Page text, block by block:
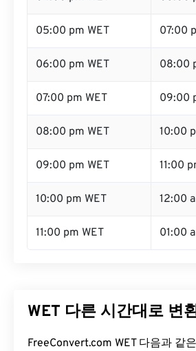
05:00 pm WET 07:00
06:00 pm WET 08:00
07:00 pm WET 09:00
08:00 pm WET 10:00
09:00 pm WET 11:00
10:00 pm WET 12:00
11:00 pm WET 01:00
WET 다른 시간대로 변
FreeConvert.com WET 다음과 같